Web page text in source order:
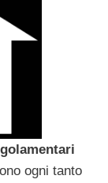
ogni tanto